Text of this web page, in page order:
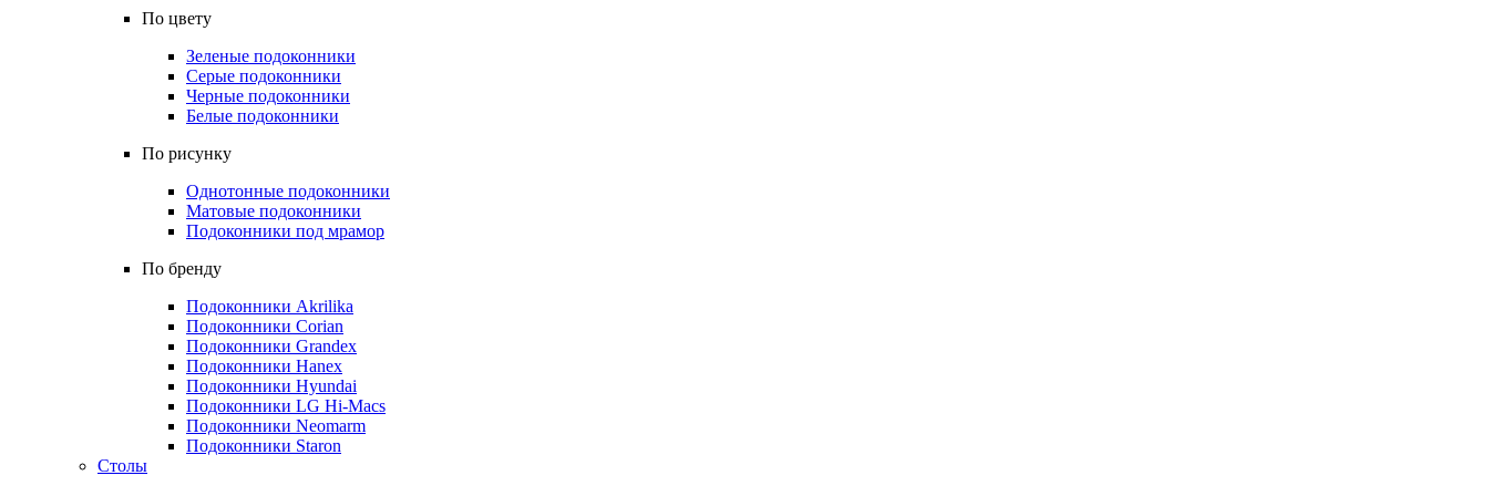
По цвету
Зеленые подоконники
Серые подоконники
Черные подоконники
Белые подоконники
По рисунку
Однотонные подоконники
Матовые подоконники
Подоконники под мрамор
По бренду
Подоконники Akrilika
Подоконники Corian
Подоконники Grandex
Подоконники Hanex
Подоконники Hyundai
Подоконники LG Hi-Macs
Подоконники Neomarm
Подоконники Staron
Столы